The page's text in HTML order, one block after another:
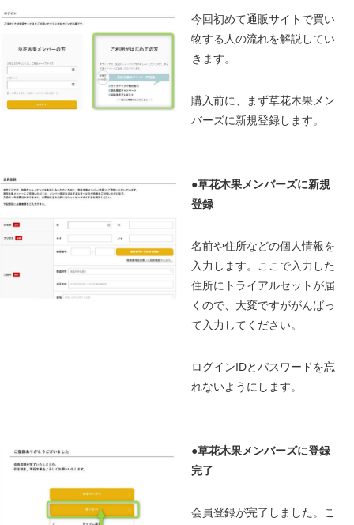
今回初めて通販サイトで買い
物する人の流れを解説してい
きます。
購入前に、まず草花木果メン
バーズに新規登録します。
●草花木果メンバーズに新規
登録
名前や住所などの個人情報を
入力します。ここで入力した
住所にトライアルセットが届
くので、大変ですががんばっ
て入力してください。
ログインIDとパスワードを忘
れないようにします。
●草花木果メンバーズに登録
完了
会員登録が完了しました。こ